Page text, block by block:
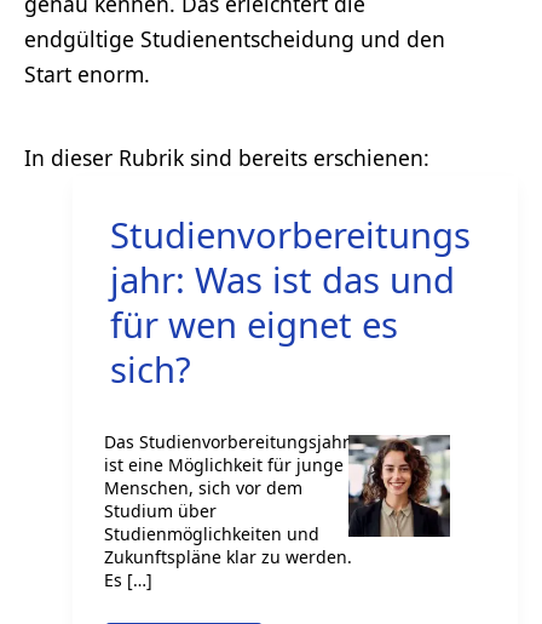
endgültige Studienentscheidung und den
Start enorm.
Studienvorbereitungs
jahr: Was ist das und
für wen eignet es
sich?
Das Studienvorbereitungsjahr
ist eine Möglichkeit für junge
Menschen, sich vor dem
Studium über
Studienmöglichkeiten und
Zukunftspläne klar zu werden.
Es […]